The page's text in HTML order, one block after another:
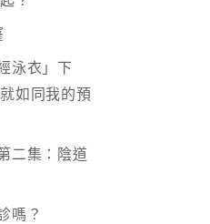
泳衣」下
如同我的預
二集：陰道
嗎？